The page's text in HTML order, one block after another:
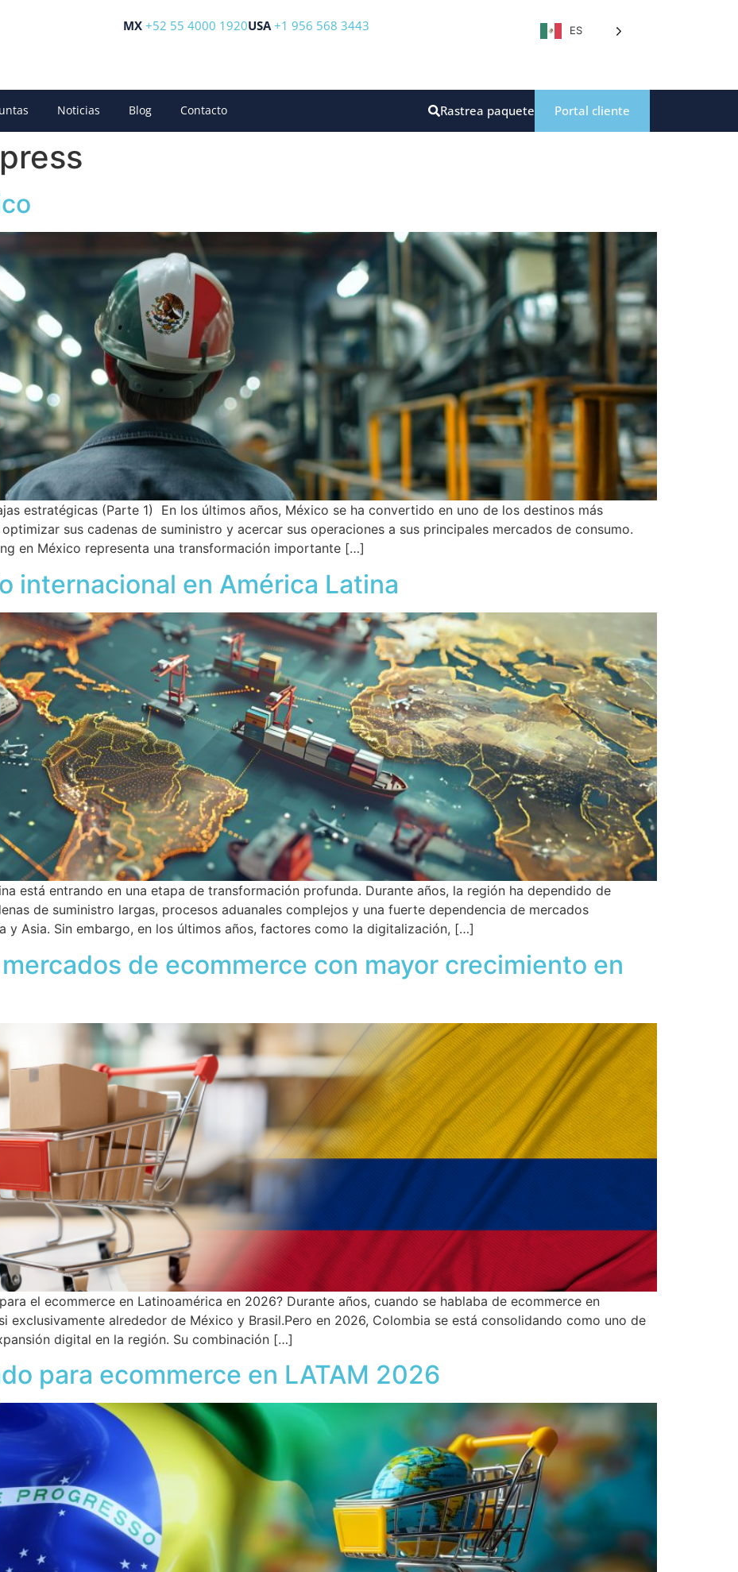
MX +52 55 4000 1920USA +1 956 568 3443 ES
Noticias Blog Contacto Portal cliente
Rastrea paquete
estratégicas (Parte 1) En los últimos años, México se ha convertido en uno de los destinos más
sus cadenas de suministro y acercar sus operaciones a sus principales mercados de consumo.
en México representa una transformación importante […]
internacional en América Latina
está entrando en una etapa de transformación profunda. Durante años, la región ha dependido de
de suministro largas, procesos aduanales complejos y una fuerte dependencia de mercados
y Asia. Sin embargo, en los últimos años, factores como la digitalización, […]
de ecommerce con mayor crecimiento en
el ecommerce en Latinoamérica en 2026? Durante años, cuando se hablaba de ecommerce en
exclusivamente alrededor de México y Brasil.Pero en 2026, Colombia se está consolidando como uno de
digital en la región. Su combinación […]
para ecommerce en LATAM 2026